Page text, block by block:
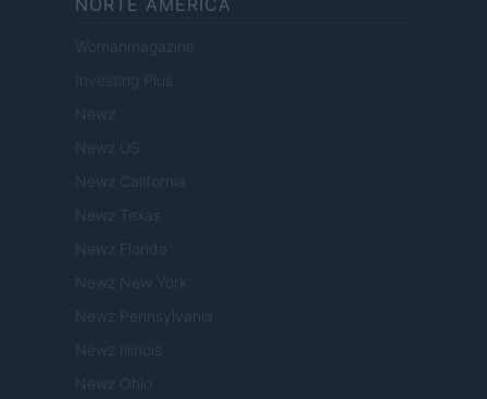
Womanmagazine
Investing Plus
Newz
Newz US
Newz California
Newz Texas
Newz Florida
Newz New York
Newz Pennsylvania
Newz Illinois
Newz Ohio